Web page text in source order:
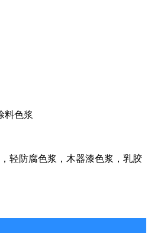
料色浆
轻防腐色浆，木器漆色浆，乳胶